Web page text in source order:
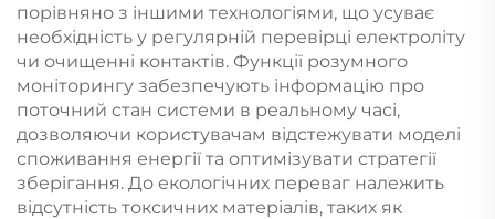
порівняно з іншими технологіями, що усуває
необхідність у регулярній перевірці електроліту
чи очищенні контактів. Функції розумного
моніторингу забезпечують інформацію про
поточний стан системи в реальному часі,
дозволяючи користувачам відстежувати моделі
споживання енергії та оптимізувати стратегії
зберігання. До екологічних переваг належить
відсутність токсичних матеріалів, таких як